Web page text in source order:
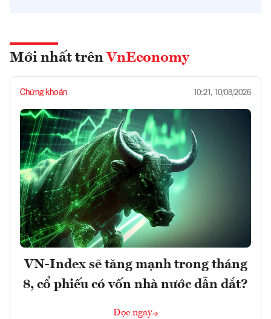
Mới nhất trên VnEconomy
Chứng khoán 10:21, 10/08/2026
VN-Index sẽ tăng mạnh trong tháng
8, cổ phiếu có vốn nhà nước dẫn dắt?
Đọc ngay